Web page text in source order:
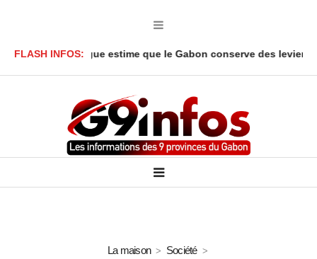
FLASH INFOS:
Y’Obegue estime que le Gabon conserve des leviers juridiques
La maison
Société